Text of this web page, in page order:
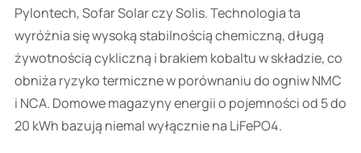
Pylontech, Sofar Solar czy Solis. Technologia ta
wyróżnia się wysoką stabilnością chemiczną, długą
żywotnością cykliczną i brakiem kobaltu w składzie, co
obniża ryzyko termiczne w porównaniu do ogniw NMC
i NCA. Domowe magazyny energii o pojemności od 5 do
20 kWh bazują niemal wyłącznie na LiFePO4.